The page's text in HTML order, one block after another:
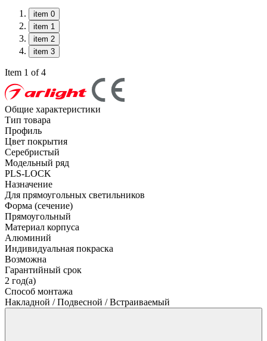
item 0
item 1
item 2
item 3
Item 1 of 4
Общие характеристики
Тип товара
Профиль
Цвет покрытия
Серебристый
Модельный ряд
PLS-LOCK
Назначение
Для прямоугольных светильников
Форма (сечение)
Прямоугольный
Материал корпуса
Алюминий
Индивидуальная покраска
Возможна
Гарантийный срок
2 год(а)
Способ монтажа
Накладной / Подвесной / Встраиваемый